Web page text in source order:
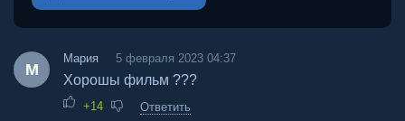
М
Мария 5 февраля 2023 04:37
Хорошы фильм ???
+14 Ответить